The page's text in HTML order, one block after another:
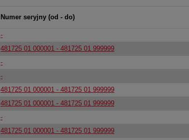
Numer seryjny (od - do)
-
481725 01 000001 - 481725 01 999999
-
-
481725 01 000001 - 481725 01 999999
481725 01 000001 - 481725 01 999999
-
481725 01 000001 - 481725 01 999999